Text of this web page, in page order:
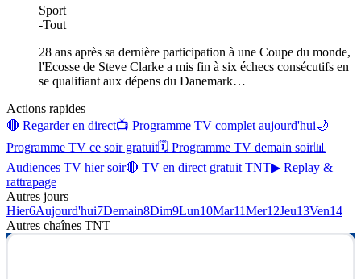
Sport
-Tout
28 ans après sa dernière participation à une Coupe du monde,
l'Ecosse de Steve Clarke a mis fin à six échecs consécutifs en
se qualifiant aux dépens du Danemark…
Actions rapides
🔴 Regarder en direct📺 Programme TV complet aujourd'hui🌙
Programme TV ce soir gratuit🗓 Programme TV demain soir📊
Audiences TV hier soir🔴 TV en direct gratuit TNT▶ Replay &
rattrapage
Autres jours
Hier6Aujourd'hui7Demain8Dim9Lun10Mar11Mer12Jeu13Ven14
Autres chaînes TNT